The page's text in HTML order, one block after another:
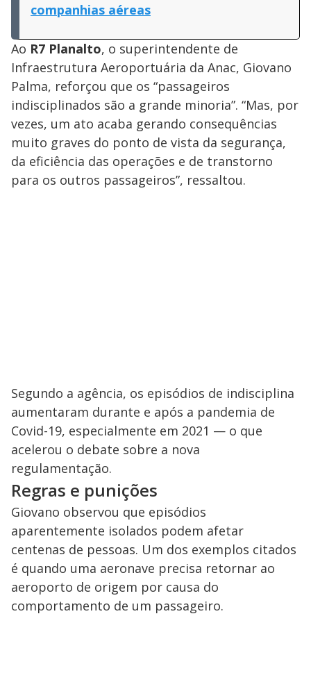
companhias aéreas
Ao R7 Planalto, o superintendente de
Infraestrutura Aeroportuária da Anac, Giovano
Palma, reforçou que os “passageiros
indisciplinados são a grande minoria”. “Mas, por
vezes, um ato acaba gerando consequências
muito graves do ponto de vista da segurança,
da eficiência das operações e de transtorno
para os outros passageiros”, ressaltou.
Segundo a agência, os episódios de indisciplina
aumentaram durante e após a pandemia de
Covid-19, especialmente em 2021 — o que
acelerou o debate sobre a nova
regulamentação.
Regras e punições
Giovano observou que episódios
aparentemente isolados podem afetar
centenas de pessoas. Um dos exemplos citados
é quando uma aeronave precisa retornar ao
aeroporto de origem por causa do
comportamento de um passageiro.